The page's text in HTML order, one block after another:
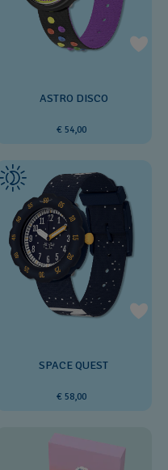
ASTRO DISCO
€ 54,00
SPACE QUEST
€ 58,00